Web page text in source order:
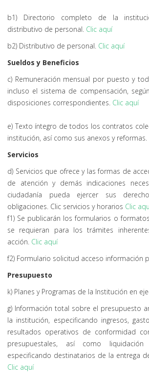
b1) Directorio completo de la
distributivo de personal. Clic aquí
b2) Distributivo de personal. Clic aquí
Sueldos y Beneficios
c) Remuneración mensual por puesto y
incluso el sistema de compensación,
disposiciones correspondientes. Clic aquí
e) Texto íntegro de todos los contratos
institución, así como sus anexos y reformas.
Servicios
d) Servicios que ofrece y las formas de
de atención y demás indicaciones
ciudadanía pueda ejercer sus
obligaciones. Clic servicios y horarios Clic
f1) Se publicarán los formularios o
se requieran para los trámites
acción. Clic aquí
f2) Formulario solicitud acceso información
Presupuesto
k) Planes y Programas de la Institución en
g) Información total sobre el presupuesto
la institución, especificando ingresos,
resultados operativos de conformidad
presupuestales, así como
especificando destinatarios de la entrega
Clic aquí